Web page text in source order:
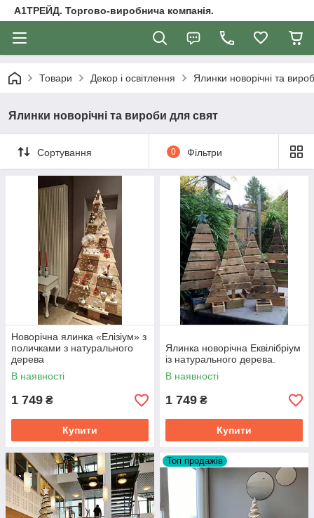
А1ТРЕЙД. Торгово-виробнича компанія.
Товари Декор і освітлення Ялинки новорічні та
Ялинки новорічні та вироби для свят
Сортування 0 Фільтри
Новорічна ялинка «Елізіум» з
поличками з натурального
дерева
В наявності
1 749 ₴
Купити
Ялинка новорічна Еквілібріум
із натурального дерева.
В наявності
1 749 ₴
Купити
Топ продажів